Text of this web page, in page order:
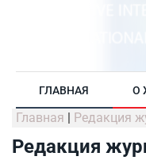
ГЛАВНАЯ О
Главная | Редакция
Редакция